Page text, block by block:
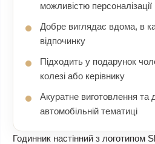
можливістю персоналізації
Добре виглядає вдома, в
відпочинку
Підходить у подарунок
колезі або керівнику
Акуратне виготовлення та
автомобільній тематиці
Годинник настінний з логотипом